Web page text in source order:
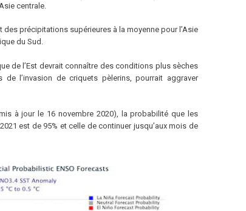
centrale.
précipitations supérieures à la moyenne pour l’Asie
du Sud.
de l’Est devrait connaître des conditions plus sèches
l’invasion de criquets pèlerins, pourrait aggraver
à jour le 16 novembre 2020), la probabilité que les
est de 95% et celle de continuer jusqu’aux mois de